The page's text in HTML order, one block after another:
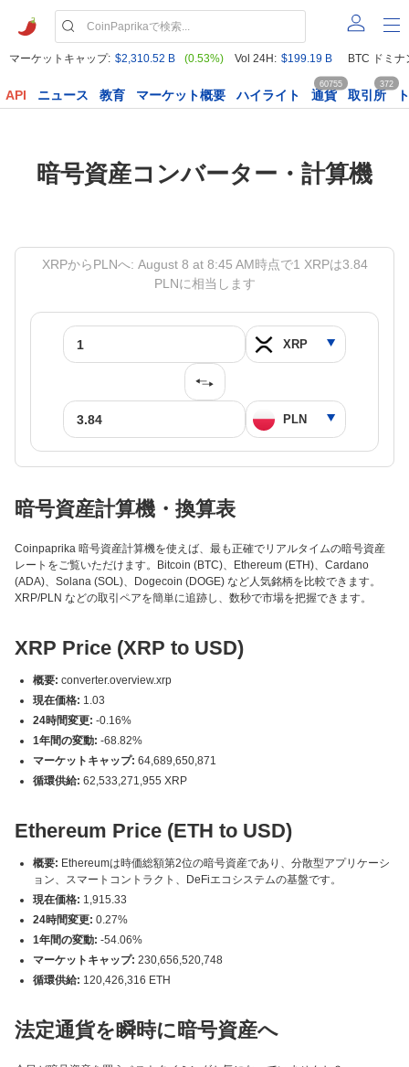
マーケットキャップ: $2,310.52 B (0.53%) Vol 24H: $199.19 B BTC ドミナ
API ニュース 教育 マーケット概要 ハイライト 通貨
60755
取引所
372
暗号資産コンバーター・計算機
XRPからPLNへ: August 8 at 8:45 AM時点で1 XRPは3.84
PLNに相当します
暗号資産計算機・換算表
Coinpaprika 暗号資産計算機を使えば、最も正確でリアルタイムの暗号資産
レートをご覧いただけます。Bitcoin (BTC)、Ethereum (ETH)、Cardano
(ADA)、Solana (SOL)、Dogecoin (DOGE) など人気銘柄を比較できます。
XRP/PLN などの取引ペアを簡単に追跡し、数秒で市場を把握できます。
XRP Price (XRP to USD)
概要: converter.overview.xrp
現在価格: 1.03
24時間変更: -0.16%
1年間の変動: -68.82%
マーケットキャップ: 64,689,650,871
循環供給: 62,533,271,955 XRP
Ethereum Price (ETH to USD)
概要: Ethereumは時価総額第2位の暗号資産であり、分散型アプリケーシ
ョン、スマートコントラクト、DeFiエコシステムの基盤です。
現在価格: 1,915.33
24時間変更: 0.27%
1年間の変動: -54.06%
マーケットキャップ: 230,656,520,748
循環供給: 120,426,316 ETH
法定通貨を瞬時に暗号資産へ